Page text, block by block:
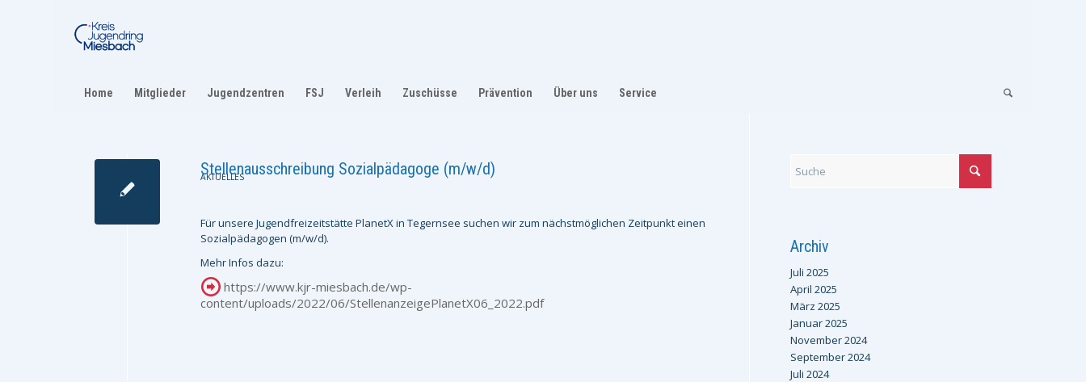
Home Mitglieder Jugendzentren FSJ Verleih Zuschüsse Prävention Über uns Service
Stellenausschreibung Sozialpädagoge (m/w/d)
AKTUELLES
Für unsere Jugendfreizeitstätte PlanetX in Tegernsee suchen wir zum nächstmöglichen Zeitpunkt einen
Sozialpädagogen (m/w/d).
Mehr Infos dazu:
https://www.kjr-miesbach.de/wp-
content/uploads/2022/06/StellenanzeigePlanetX06_2022.pdf
Archiv
Juli 2025
April 2025
März 2025
Januar 2025
November 2024
September 2024
Juli 2024